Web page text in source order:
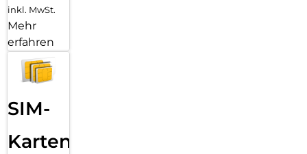
inkl. MwSt.
Mehr
erfahren
SIM-
Karten